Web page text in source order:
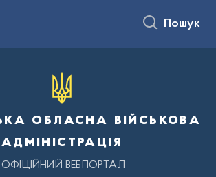
Пошук
обласна військова
адміністрація
ОФІЦІЙНИЙ ВЕБПОРТАЛ